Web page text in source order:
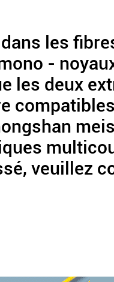
les
-
les deux
veuillez